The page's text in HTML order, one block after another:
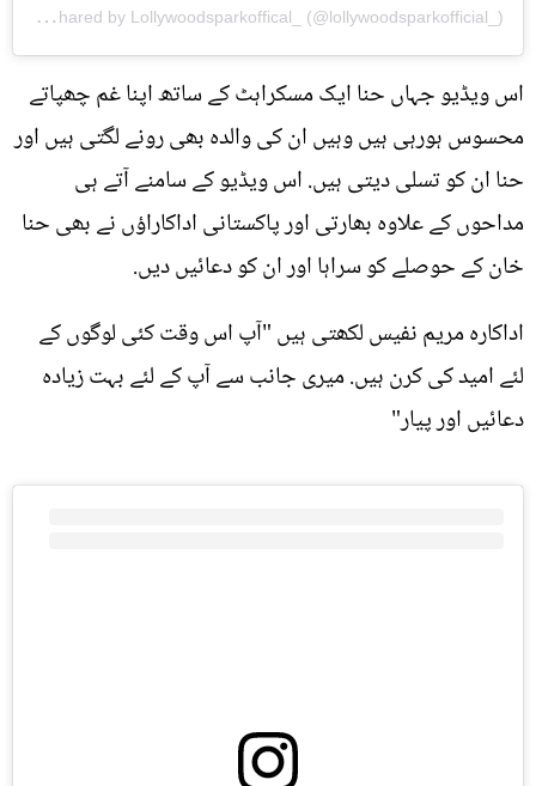
A
post shared by Lollywoodsparkoffical_ (@lollywoodsparkofficial_)
اس ویڈیو جہاں حنا ایک مسکراہٹ کے ساتھ اپنا غم چھپاتے
محسوس ہورہی ہیں وہیں ان کی والدہ بھی رونے لگتی ہیں اور
حنا ان کو تسلی دیتی ہیں. اس ویڈیو کے سامنے آتے ہی
مداحوں کے علاوہ بھارتی اور پاکستانی اداکاراؤں نے بھی حنا
خان کے حوصلے کو سراہا اور ان کو دعائیں دیں.
اداکارہ مریم نفیس لکھتی ہیں "آپ اس وقت کئی لوگوں کے
لئے امید کی کرن ہیں. میری جانب سے آپ کے لئے بہت زیادہ
دعائیں اور پیار"